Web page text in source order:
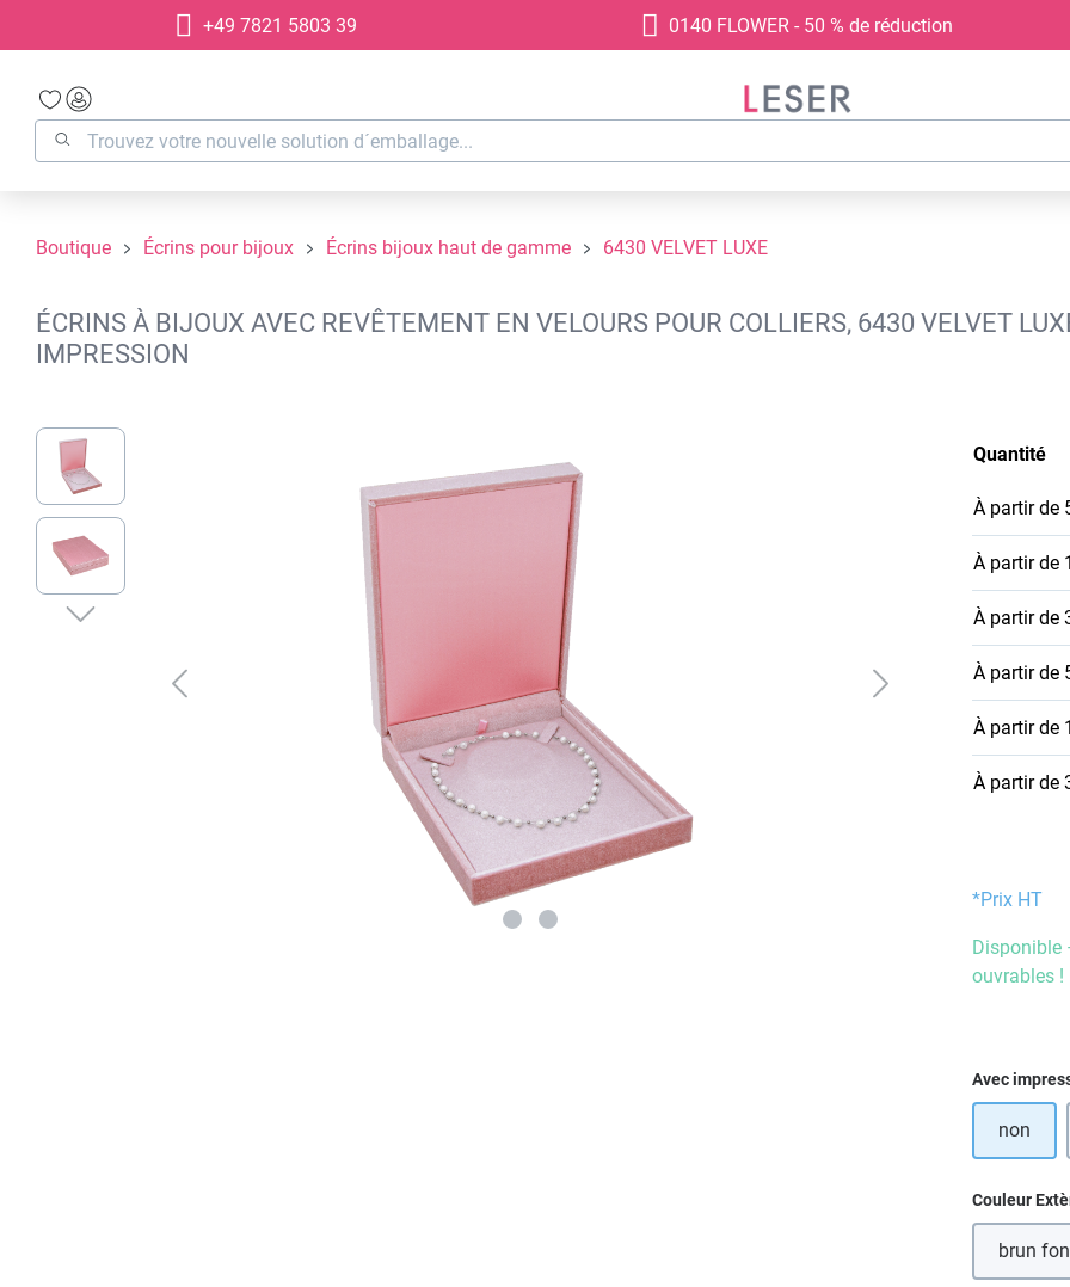
Passer à la navigation principale
+49 7821 5803 39 0140 FLOWER - 50 % de réduction
Boutique Écrins pour bijoux Écrins bijoux haut de gamme 6430 VELVET LUXE
ÉCRINS À BIJOUX AVEC REVÊTEMENT EN VELOURS POUR COLLIERS, 6430 VELVET
IMPRESSION
Ignorer la galerie d'images
Quantité
À partir de
À partir de
À partir de
À partir de
À partir de
À partir de
*Prix HT
Disponible
ouvrables !
Avec
non
Couleur
brun